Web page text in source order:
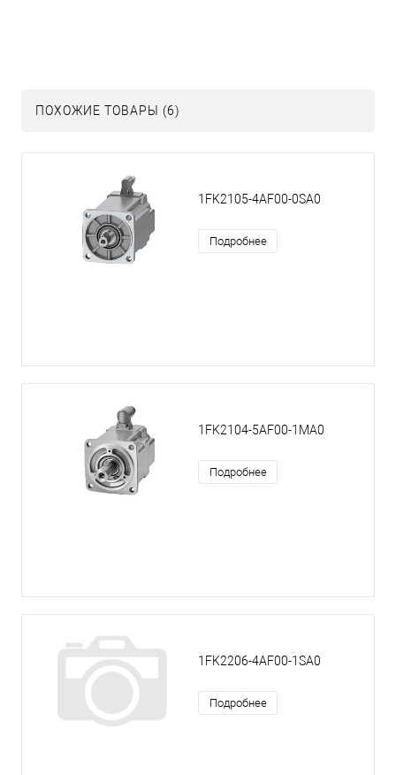
ПОХОЖИЕ ТОВАРЫ (6)
1FK2105-4AF00-0SA0
Подробнее
1FK2104-5AF00-1MA0
Подробнее
1FK2206-4AF00-1SA0
Подробнее